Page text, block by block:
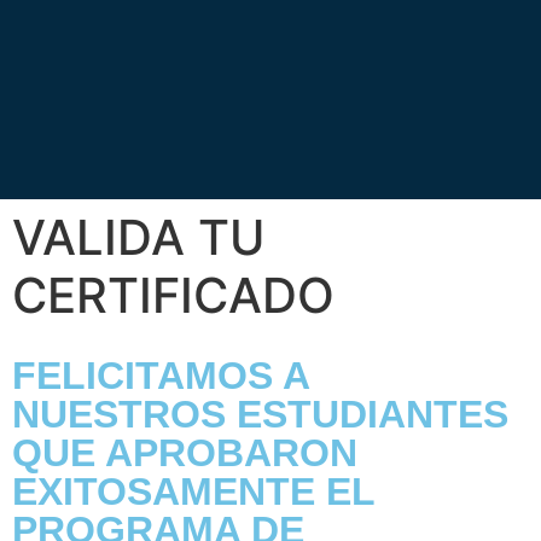
VALIDA TU
CERTIFICADO
FELICITAMOS A
NUESTROS ESTUDIANTES
QUE APROBARON
EXITOSAMENTE EL
PROGRAMA DE